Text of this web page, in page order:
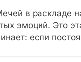
в раскладе
эмоций. Это
если